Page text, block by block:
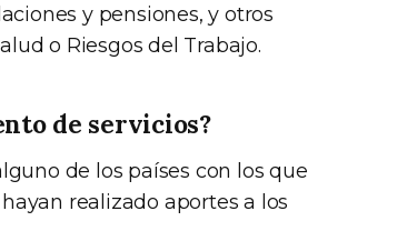
y pensiones, y otros
o Riesgos del Trabajo.
de servicios?
de los países con los que
realizado aportes a los